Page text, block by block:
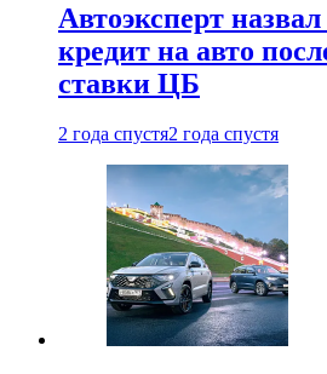
Автоэксперт
кредит на авто
ставки ЦБ
2 года спустя2 года спустя